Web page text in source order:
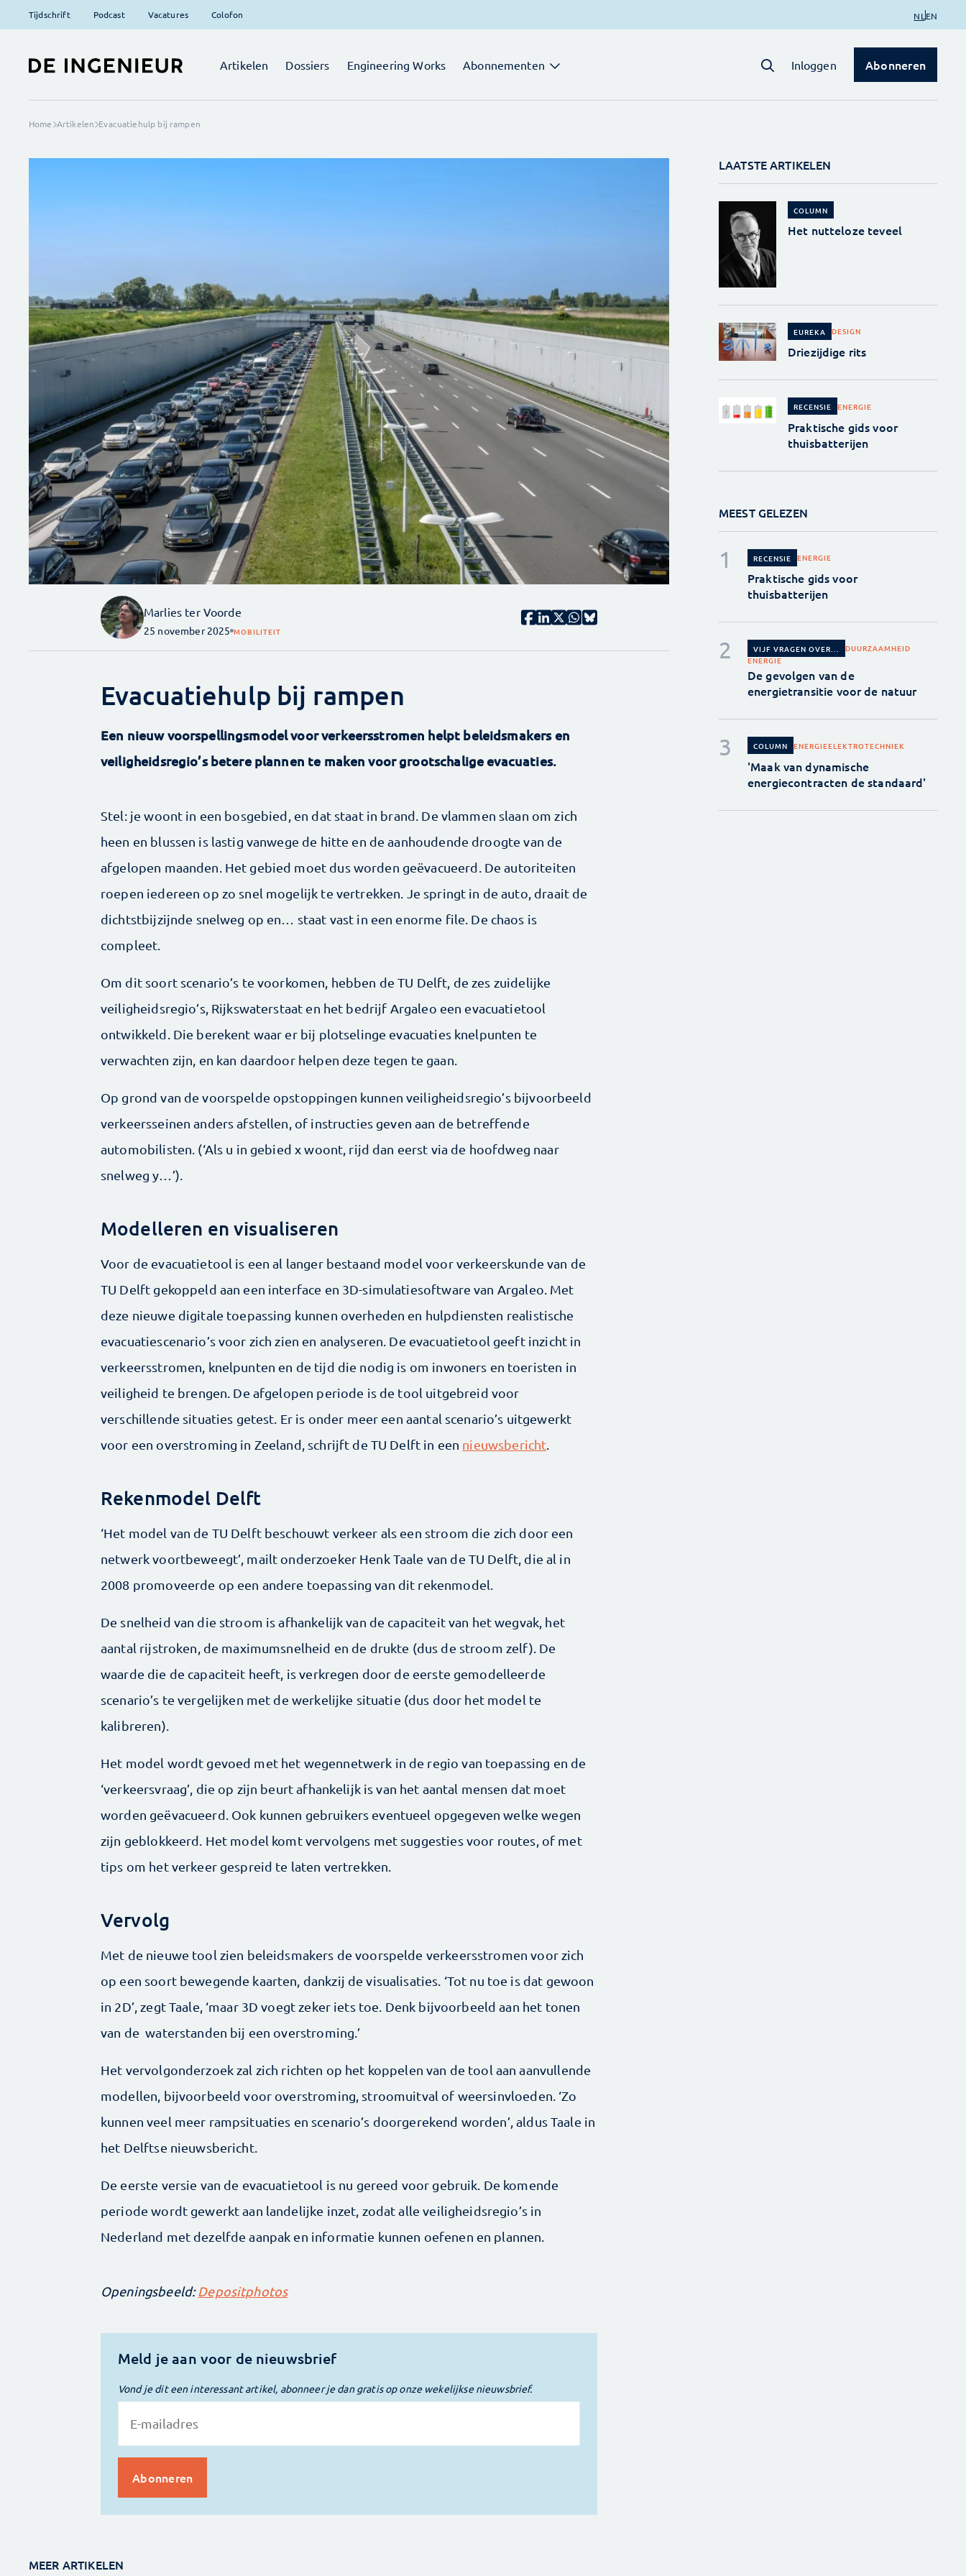
Tijdschrift Podcast Vacatures Colofon NL EN
Artikelen Dossiers Engineering Works Abonnementen Inloggen Abonneren
Home Artikelen Evacuatiehulp bij rampen
Marlies ter Voorde
25 november 2025 MOBILITEIT
Evacuatiehulp bij rampen
Een nieuw voorspellingsmodel voor verkeersstromen helpt beleidsmakers en
veiligheidsregio’s betere plannen te maken voor grootschalige evacuaties.
Stel: je woont in een bosgebied, en dat staat in brand. De vlammen slaan om zich
heen en blussen is lastig vanwege de hitte en de aanhoudende droogte van de
afgelopen maanden. Het gebied moet dus worden geëvacueerd. De autoriteiten
roepen iedereen op zo snel mogelijk te vertrekken. Je springt in de auto, draait de
dichtstbijzijnde snelweg op en… staat vast in een enorme file. De chaos is
compleet.
Om dit soort scenario’s te voorkomen, hebben de TU Delft, de zes zuidelijke
veiligheidsregio’s, Rijkswaterstaat en het bedrijf Argaleo een evacuatietool
ontwikkeld. Die berekent waar er bij plotselinge evacuaties knelpunten te
verwachten zijn, en kan daardoor helpen deze tegen te gaan.
Op grond van de voorspelde opstoppingen kunnen veiligheidsregio’s bijvoorbeeld
verkeersseinen anders afstellen, of instructies geven aan de betreffende
automobilisten. (‘Als u in gebied x woont, rijd dan eerst via de hoofdweg naar
snelweg y…’).
Modelleren en visualiseren
Voor de evacuatietool is een al langer bestaand model voor verkeerskunde van de
TU Delft gekoppeld aan een interface en 3D-simulatiesoftware van Argaleo. Met
deze nieuwe digitale toepassing kunnen overheden en hulpdiensten realistische
evacuatiescenario’s voor zich zien en analyseren. De evacuatietool geeft inzicht in
verkeersstromen, knelpunten en de tijd die nodig is om inwoners en toeristen in
veiligheid te brengen. De afgelopen periode is de tool uitgebreid voor
verschillende situaties getest. Er is onder meer een aantal scenario’s uitgewerkt
voor een overstroming in Zeeland, schrijft de TU Delft in een nieuwsbericht
Rekenmodel Delft
‘Het model van de TU Delft beschouwt verkeer als een stroom die zich door een
netwerk voortbeweegt’, mailt onderzoeker Henk Taale van de TU Delft, die al in
2008 promoveerde op een andere toepassing van dit rekenmodel.
De snelheid van die stroom is afhankelijk van de capaciteit van het wegvak, het
aantal rijstroken, de maximumsnelheid en de drukte (dus de stroom zelf). De
waarde die de capaciteit heeft, is verkregen door de eerste gemodelleerde
scenario’s te vergelijken met de werkelijke situatie (dus door het model te
kalibreren).
Het model wordt gevoed met het wegennetwerk in de regio van toepassing en de
‘verkeersvraag’, die op zijn beurt afhankelijk is van het aantal mensen dat moet
worden geëvacueerd. Ook kunnen gebruikers eventueel opgegeven welke wegen
zijn geblokkeerd. Het model komt vervolgens met suggesties voor routes, of met
tips om het verkeer gespreid te laten vertrekken.
Vervolg
Met de nieuwe tool zien beleidsmakers de voorspelde verkeersstromen voor zich
op een soort bewegende kaarten, dankzij de visualisaties. ‘Tot nu toe is dat gewoon
in 2D’, zegt Taale, ‘maar 3D voegt zeker iets toe. Denk bijvoorbeeld aan het tonen
van de waterstanden bij een overstroming.’
Het vervolgonderzoek zal zich richten op het koppelen van de tool aan aanvullende
modellen, bijvoorbeeld voor overstroming, stroomuitval of weersinvloeden. ‘Zo
kunnen veel meer rampsituaties en scenario’s doorgerekend worden’, aldus Taale in
het Delftse nieuwsbericht.
De eerste versie van de evacuatietool is nu gereed voor gebruik. De komende
periode wordt gewerkt aan landelijke inzet, zodat alle veiligheidsregio’s in
Nederland met dezelfde aanpak en informatie kunnen oefenen en plannen.
Openingsbeeld:Depositphotos
Meld je aan voor de nieuwsbrief
Vond je dit een interessant artikel, abonneer je dan gratis op onze wekelijkse nieuwsbrief.
MEER ARTIKELEN
LAATSTE ARTIKELEN
COLUMN
Het nutteloze teveel
EUREKA DESIGN
Driezijdige rits
RECENSIE ENERGIE
Praktische gids voor
thuisbatterijen
MEEST GELEZEN
RECENSIE ENERGIE
Praktische gids voor
thuisbatterijen
VIJF VRAGEN OVER...
DUURZAAMHEID
ENERGIE
De gevolgen van de
energietransitie voor de natuur
COLUMN ENERGIEELEKTROTECHNIEK
'Maak van dynamische
energiecontracten de standaard'